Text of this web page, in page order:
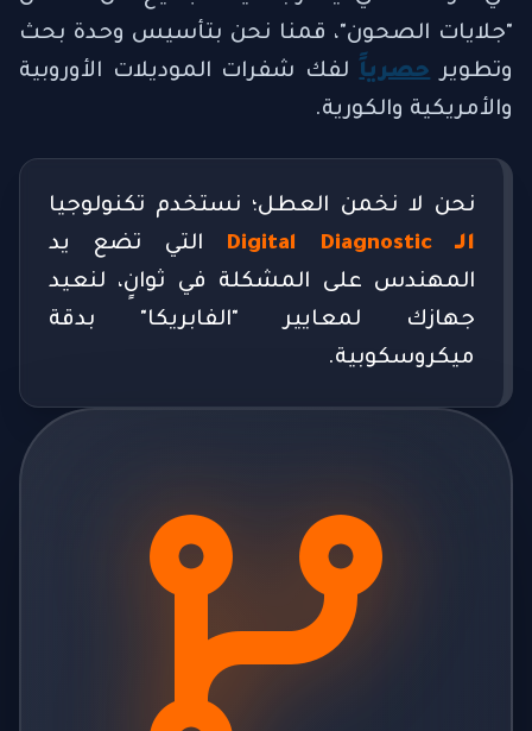
"جلايات الصحون"، قمنا نحن بتأسيس وحدة بحث
وتطوير حصرياًلفك شفرات الموديلات الأوروبية
والأمريكية والكورية.
نحن لا نخمن العطل؛ نستخدم تكنولوجيا
الـ Digital Diagnostic
التي تضع يد
المهندس على المشكلة في ثوانٍ، لنعيد
جهازك لمعايير "الفابريكا" بدقة
ميكروسكوبية.